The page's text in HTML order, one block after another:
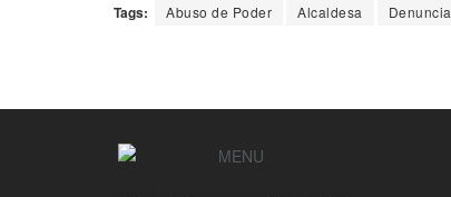
Tags: Abuso de Poder Alcaldesa Denuncia